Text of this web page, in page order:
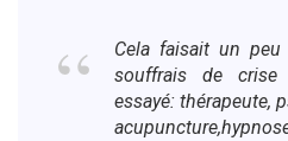
Cela faisait un
souffrais de crise
essayé: thérapeute,